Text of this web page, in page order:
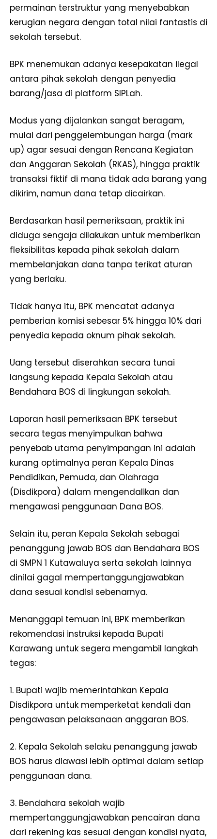
permainan terstruktur yang menyebabkan
kerugian negara dengan total nilai fantastis di
sekolah tersebut.
BPK menemukan adanya kesepakatan ilegal
antara pihak sekolah dengan penyedia
barang/jasa di platform SIPLah.
Modus yang dijalankan sangat beragam,
mulai dari penggelembungan harga (mark
up) agar sesuai dengan Rencana Kegiatan
dan Anggaran Sekolah (RKAS), hingga praktik
transaksi fiktif di mana tidak ada barang yang
dikirim, namun dana tetap dicairkan.
Berdasarkan hasil pemeriksaan, praktik ini
diduga sengaja dilakukan untuk memberikan
fleksibilitas kepada pihak sekolah dalam
membelanjakan dana tanpa terikat aturan
yang berlaku.
Tidak hanya itu, BPK mencatat adanya
pemberian komisi sebesar 5% hingga 10% dari
penyedia kepada oknum pihak sekolah.
Uang tersebut diserahkan secara tunai
langsung kepada Kepala Sekolah atau
Bendahara BOS di lingkungan sekolah.
Laporan hasil pemeriksaan BPK tersebut
secara tegas menyimpulkan bahwa
penyebab utama penyimpangan ini adalah
kurang optimalnya peran Kepala Dinas
Pendidikan, Pemuda, dan Olahraga
(Disdikpora) dalam mengendalikan dan
mengawasi penggunaan Dana BOS.
Selain itu, peran Kepala Sekolah sebagai
penanggung jawab BOS dan Bendahara BOS
di SMPN 1 Kutawaluya serta sekolah lainnya
dinilai gagal mempertanggungjawabkan
dana sesuai kondisi sebenarnya.
Menanggapi temuan ini, BPK memberikan
rekomendasi instruksi kepada Bupati
Karawang untuk segera mengambil langkah
tegas:
1. Bupati wajib memerintahkan Kepala
Disdikpora untuk memperketat kendali dan
pengawasan pelaksanaan anggaran BOS.
2. Kepala Sekolah selaku penanggung jawab
BOS harus diawasi lebih optimal dalam setiap
penggunaan dana.
3. Bendahara sekolah wajib
mempertanggungjawabkan pencairan dana
dari rekening kas sesuai dengan kondisi nyata,